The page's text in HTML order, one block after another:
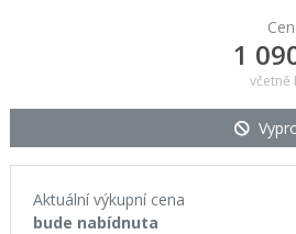
1
včetně
Aktuální výkupní cena
bude nabídnuta